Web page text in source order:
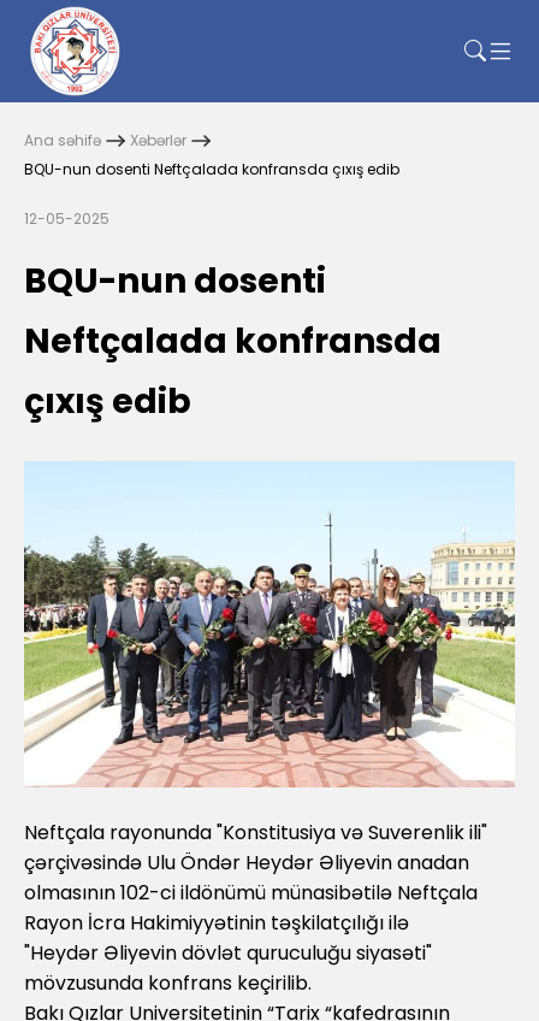
Ana səhifə
Xəbərlər
BQU-nun dosenti Neftçalada konfransda çıxış edib
12-05-2025
BQU-nun dosenti
Neftçalada konfransda
çıxış edib
Neftçala rayonunda "Konstitusiya və Suverenlik ili"
çərçivəsində Ulu Öndər Heydər Əliyevin anadan
olmasının 102-ci ildönümü münasibətilə Neftçala
Rayon İcra Hakimiyyətinin təşkilatçılığı ilə
"Heydər Əliyevin dövlət quruculuğu siyasəti"
mövzusunda konfrans keçirilib.
Bakı Qızlar Universitetinin “Tarix “kafedrasının